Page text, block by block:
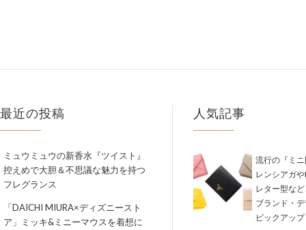
最近の投稿
ミュウミュウの新香水『ツイスト』
控えめで大胆＆不思議な魅力を持つ
フレグランス
「DAICHI MIURA×ディズニースト
ア」ミッキ&ミニーマウスを着想に
人気記事
流行の『ミ
レンシアガ
レター型な
ブランド・
ピックアップ